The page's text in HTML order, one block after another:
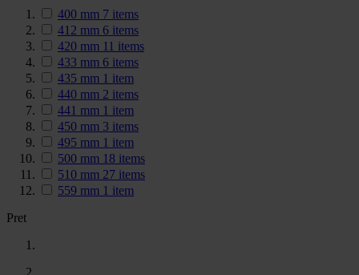
400 mm 7 items
412 mm 6 items
420 mm 11 items
433 mm 6 items
435 mm 1 item
440 mm 2 items
441 mm 1 item
450 mm 3 items
495 mm 1 item
500 mm 18 items
510 mm 27 items
559 mm 1 item
Pret